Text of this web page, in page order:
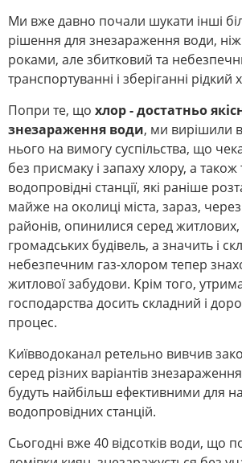
Ми вже давно почали шукати інші
рішення для знезараження води,
роками, але збитковий та
транспортуванні і зберіганні рідкий
Попри те, що хлор - достатньо
знезараження води, ми вирішили
нього на вимогу суспільства, що
без присмаку і запаху хлору, а
водопровідні станції, які раніше
майже на околиці міста, зараз,
районів, опинилися серед житлових,
громадських будівель, а значить і
небезпечним газ-хлором тепер
житлової забудови. Крім того,
господарства досить складний і
процес.
Київводоканал ретельно вивчив
серед різних варіантів
будуть найбільш ефективними для
водопровідних станцій.
Сьогодні вже 40 відсотків води, що